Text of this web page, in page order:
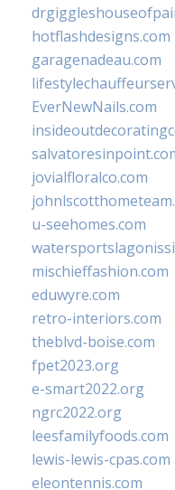
hotflashdesigns.com
garagenadeau.com
EverNewNails.com
jovialfloralco.com
u-seehomes.com
mischieffashion.com
eduwyre.com
retro-interiors.com
theblvd-boise.com
fpet2023.org
e-smart2022.org
ngrc2022.org
leesfamilyfoods.com
lewis-lewis-cpas.com
eleontennis.com